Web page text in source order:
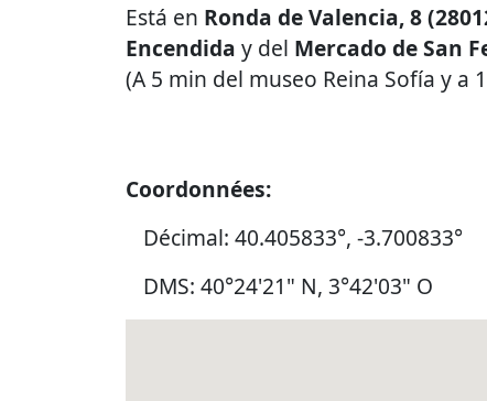
Está en Ronda de Valencia, 8
Encendida y del Mercado de San
(A 5 min del museo Reina Sofía y a
Coordonnées:
Décimal: 40.405833°, -3.700833°
DMS: 40°24'21" N, 3°42'03" O